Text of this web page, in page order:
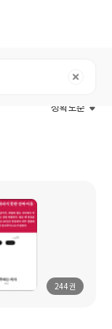
정확도순
244권